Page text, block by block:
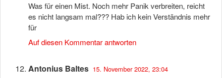
Was für einen Mist. Noch mehr Panik verbreiten, reicht
es nicht langsam mal??? Hab ich kein Verständnis mehr
für
Auf diesen Kommentar antworten
Antonius Baltes 15. November 2022, 23:04